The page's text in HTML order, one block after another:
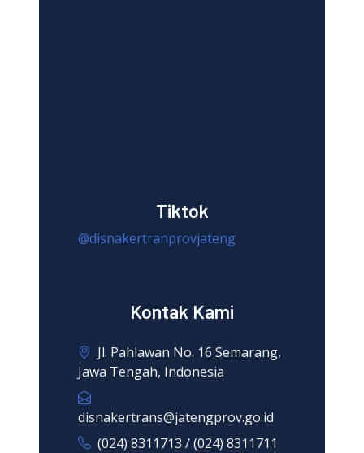
Tiktok
@disnakertranprovjateng
Kontak Kami
Jl. Pahlawan No. 16 Semarang,
Jawa Tengah, Indonesia
disnakertrans@jatengprov.go.id
(024) 8311713 / (024) 8311711